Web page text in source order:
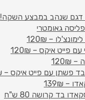
דגם שנהב במבצע השקה!
גאומטרי
– 120₪
פייט איקס – 120₪
פשתן עם פייט איקס – 120₪
– 139₪
בד קרושה 80 ש"ח